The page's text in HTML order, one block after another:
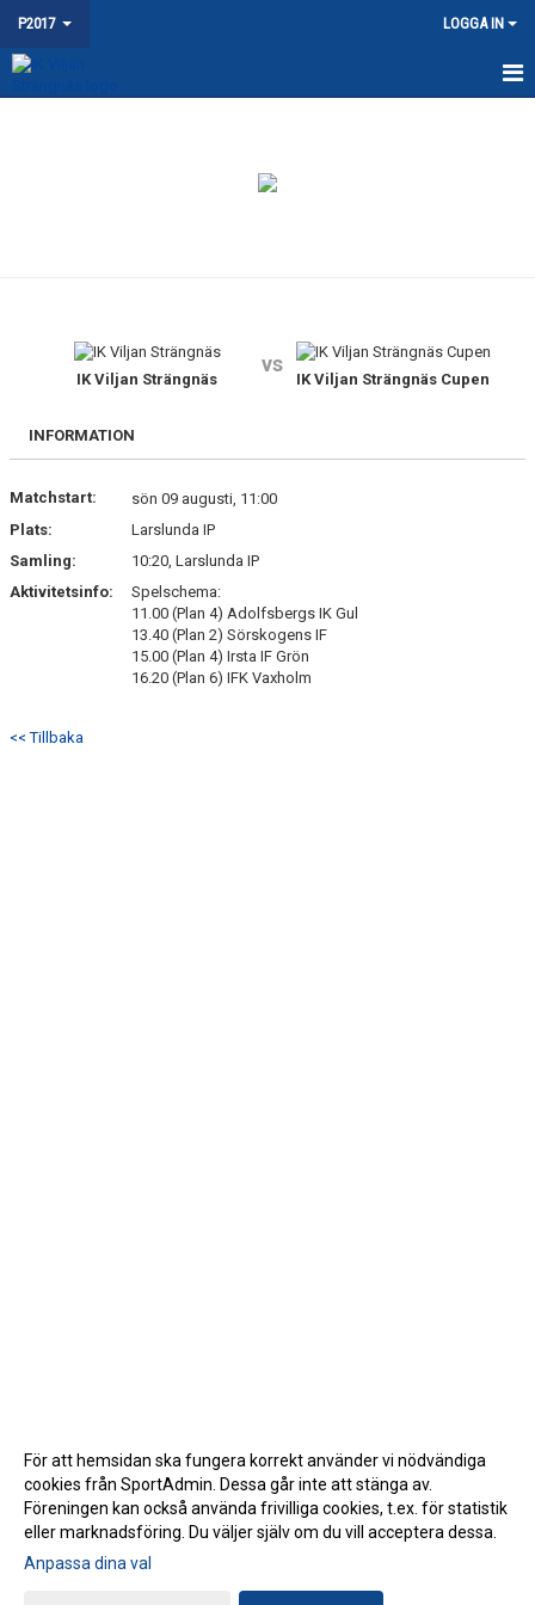
P2017 LOGGA IN
BILDGALLERI
DOKUMENT
IK Viljan Strängnäs
vs
IK Viljan Strängnäs Cupen
INFORMATION
Matchstart:
sön 09 augusti, 11:00
Plats:
Larslunda IP
Samling:
10:20, Larslunda IP
Aktivitetsinfo:
Spelschema:
11.00 (Plan 4) Adolfsbergs IK Gul
13.40 (Plan 2) Sörskogens IF
15.00 (Plan 4) Irsta IF Grön
16.20 (Plan 6) IFK Vaxholm
<< Tillbaka
Gå till Webbversion
För att hemsidan ska fungera korrekt använder vi nödvändiga
cookies från SportAdmin. Dessa går inte att stänga av.
Föreningen kan också använda frivilliga cookies, t.ex. för statistik
eller marknadsföring. Du väljer själv om du vill acceptera dessa.
Anpassa dina val